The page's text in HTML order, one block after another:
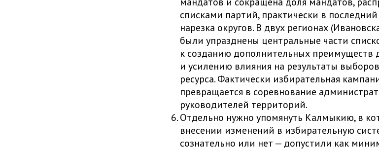
списками партий, практически в
нарезка округов. В двух регионах
были упразднены центральные части
к созданию дополнительных преимуществ
и усилению влияния на результаты
ресурса. Фактически избирательная
превращается в соревнование
руководителей территорий.
Отдельно нужно упомянуть Калмыкию, в
внесении изменений в избирательную
сознательно или нет — допустили как